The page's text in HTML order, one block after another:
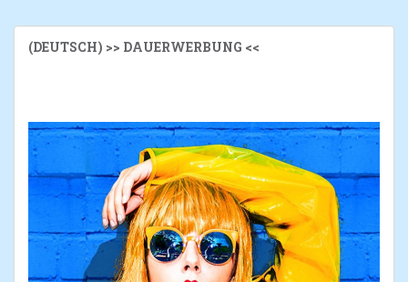
(DEUTSCH) >> DAUERWERBUNG <<